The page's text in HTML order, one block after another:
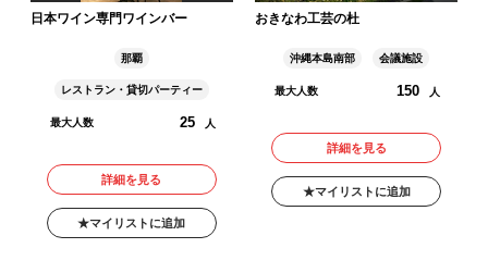
日本ワイン専門ワインバー
那覇
レストラン・貸切パーティー
最大人数 25 人
詳細を見る
マイリストに追加
おきなわ工芸の杜
沖縄本島南部 会議施設
最大人数 150 人
詳細を見る
マイリストに追加